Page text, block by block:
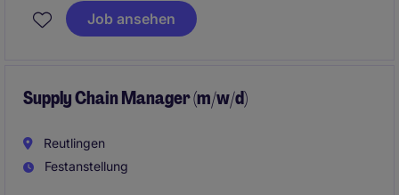
Führungspersönlichkeit zur Gesamtverantwortung
der deutschen Supply-Chain-Funktion. In dieser
einen entscheidenden Beitrag zum nachhaltigen
Job ansehen
Supply Chain Manager (m/w/d)
Reutlingen
Festanstellung